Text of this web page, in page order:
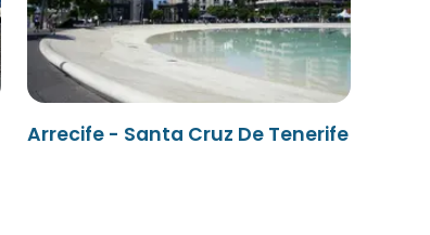
Arrecife - Santa Cruz De Tenerife